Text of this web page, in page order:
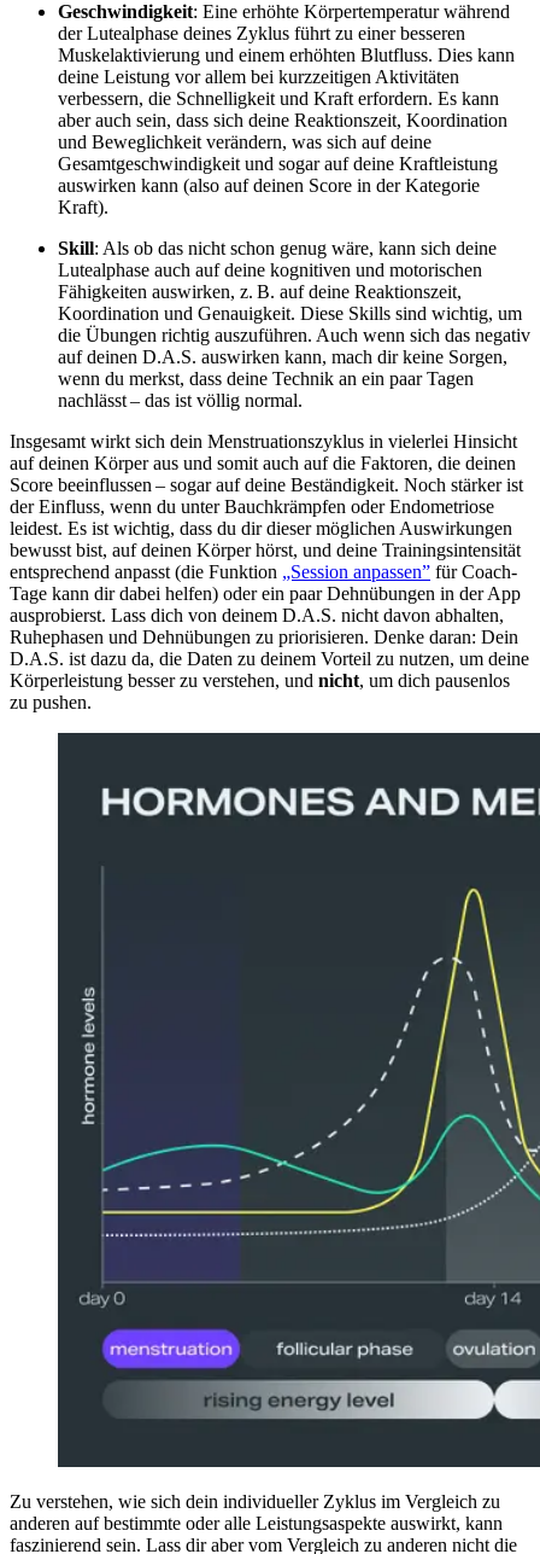
Geschwindigkeit: Eine erhöhte Körpertemperatur während
der Lutealphase deines Zyklus führt zu einer besseren
Muskelaktivierung und einem erhöhten Blutfluss. Dies kann
deine Leistung vor allem bei kurzzeitigen Aktivitäten
verbessern, die Schnelligkeit und Kraft erfordern. Es kann
aber auch sein, dass sich deine Reaktionszeit, Koordination
und Beweglichkeit verändern, was sich auf deine
Gesamtgeschwindigkeit und sogar auf deine Kraftleistung
auswirken kann (also auf deinen Score in der Kategorie
Kraft).
Skill: Als ob das nicht schon genug wäre, kann sich deine
Lutealphase auch auf deine kognitiven und motorischen
Fähigkeiten auswirken, z. B. auf deine Reaktionszeit,
Koordination und Genauigkeit. Diese Skills sind wichtig, um
die Übungen richtig auszuführen. Auch wenn sich das negativ
auf deinen D.A.S. auswirken kann, mach dir keine Sorgen,
wenn du merkst, dass deine Technik an ein paar Tagen
nachlässt – das ist völlig normal.
Insgesamt wirkt sich dein Menstruationszyklus in vielerlei Hinsicht
auf deinen Körper aus und somit auch auf die Faktoren, die deinen
Score beeinflussen – sogar auf deine Beständigkeit. Noch stärker ist
der Einfluss, wenn du unter Bauchkrämpfen oder Endometriose
leidest. Es ist wichtig, dass du dir dieser möglichen Auswirkungen
bewusst bist, auf deinen Körper hörst, und deine Trainingsintensität
entsprechend anpasst (die Funktion „Session anpassen” für Coach-
Tage kann dir dabei helfen) oder ein paar Dehnübungen in der App
ausprobierst. Lass dich von deinem D.A.S. nicht davon abhalten,
Ruhephasen und Dehnübungen zu priorisieren. Denke daran: Dein
D.A.S. ist dazu da, die Daten zu deinem Vorteil zu nutzen, um deine
Körperleistung besser zu verstehen, und nicht, um dich pausenlos
zu pushen.
Zu verstehen, wie sich dein individueller Zyklus im Vergleich zu
anderen auf bestimmte oder alle Leistungsaspekte auswirkt, kann
faszinierend sein. Lass dir aber vom Vergleich zu anderen nicht die